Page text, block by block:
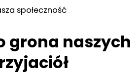
społeczność
grona naszych